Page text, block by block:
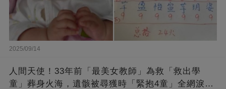
2025/09/14
人間天使！33年前「最美女教師」為救「救出學
童」葬身火海，遺骸被尋獲時「緊抱4童」全網淚